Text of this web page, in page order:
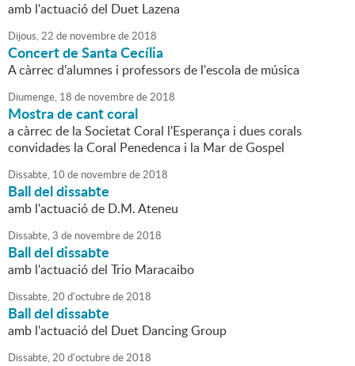
amb l'actuació del Duet Lazena
Dijous,22 de novembrede2018
Concert de Santa Cecília
A càrrec d'alumnes i professors de l'escola de música
Diumenge, 18 de novembrede2018
Mostra de cant coral
a càrrec de la Societat Coral l'Esperança i dues corals
convidades la Coral Penedenca i la Mar de Gospel
Dissabte, 10 de novembrede2018
Ball del dissabte
amb l'actuació de D.M. Ateneu
Dissabte,3 de novembrede2018
Ball del dissabte
amb l'actuació del Trio Maracaibo
Dissabte,20 d'octubrede2018
Ball del dissabte
amb l'actuació del Duet Dancing Group
Dissabte,20 d'octubrede2018